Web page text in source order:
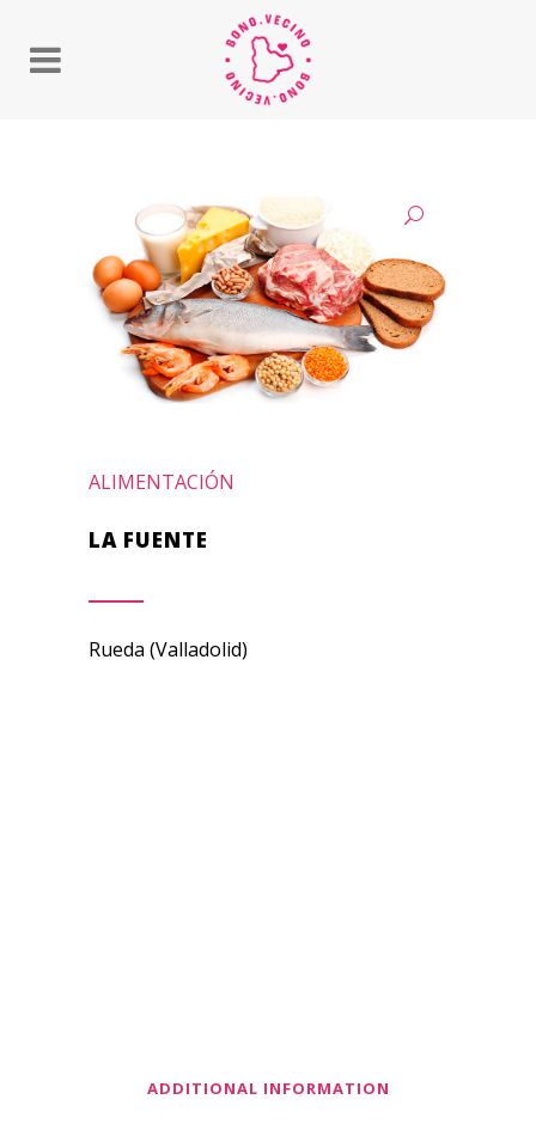
ALIMENTACIÓN
LA FUENTE
Rueda (Valladolid)
ADDITIONAL INFORMATION